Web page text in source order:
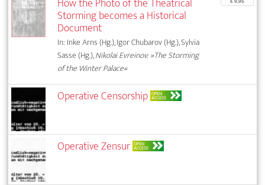
Storming becomes a Historical
Document
In: Inke Arns (Hg.), Igor Chubarov (Hg.), Sylvia
Sasse (Hg.),Nikolai Evreinov: »The Storming
of the Winter Palace«
Operative Censorship OPEN
ACCESS
Operative Zensur OPEN
ACCESS